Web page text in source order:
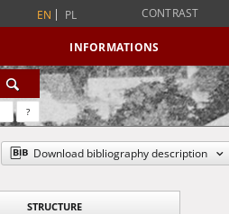
EN PL CONTRAST
INFORMATIONS
?
Download bibliography description
STRUCTURE